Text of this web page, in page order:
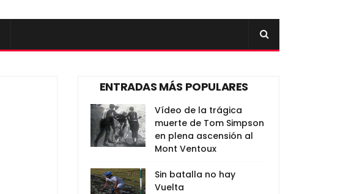
ENTRADAS MÁS POPULARES
Vídeo de la trágica
muerte de Tom Simpson
en plena ascensión al
Mont Ventoux
Sin batalla no hay
Vuelta